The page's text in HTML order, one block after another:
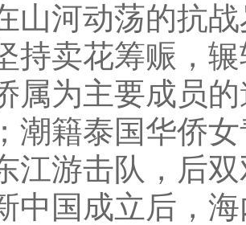
河动荡的抗战
持卖花筹赈，
属为主要成员
潮籍泰国华侨
江游击队，后
国成立后，海